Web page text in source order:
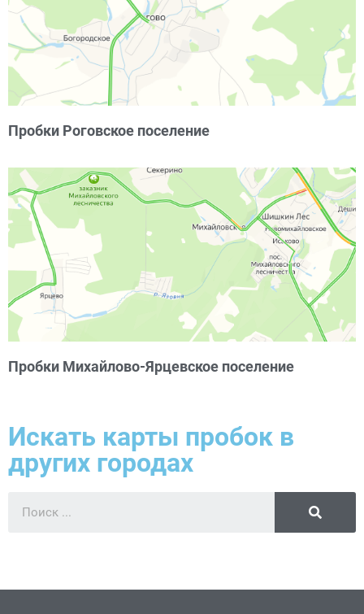
Пробки Роговское поселение
Пробки Михайлово-Ярцевское поселение
Искать карты пробок в
других городах